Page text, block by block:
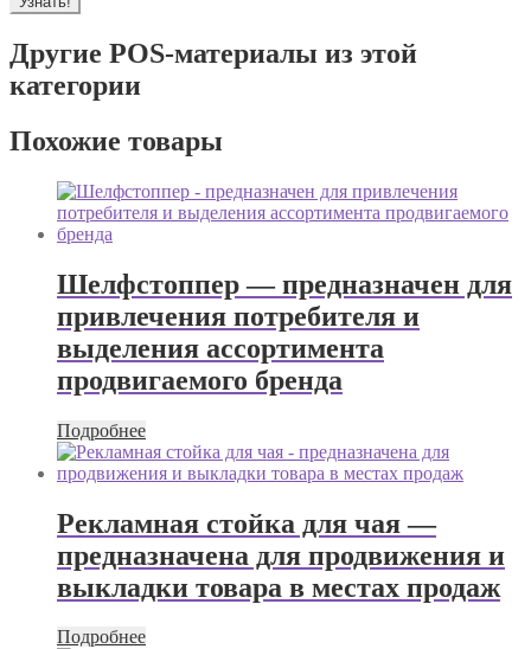
Другие POS-материалы из этой
категории
Похожие товары
Шелфстоппер — предназначен для
привлечения потребителя и
выделения ассортимента
продвигаемого бренда
Подробнее
Рекламная стойка для чая —
предназначена для продвижения и
выкладки товара в местах продаж
Подробнее